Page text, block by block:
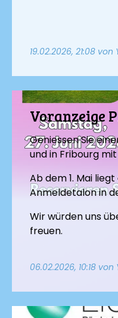
19.02.2026, 21:08 von
Voranzeige
Geniessen Sie
und in Fribourg mit
Ab dem 1. Mai
Anmeldetalon in
Wir würden uns
freuen.
06.02.2026, 10:18 von